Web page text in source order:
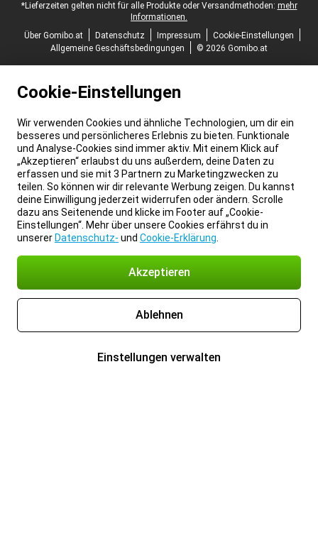
*Lieferzeiten gelten nicht für alle Produkte oder Versandmethoden: mehr
Informationen.
Über Gomibo.at
Datenschutz Impressum
Cookie-Einstellungen
Allgemeine Geschäftsbedingungen
© 2026 Gomibo.at
Cookie-Einstellungen
Wir verwenden Cookies und ähnliche Technologien, um dir ein
besseres und persönlicheres Erlebnis zu bieten. Funktionale
und Analyse-Cookies sind immer aktiv. Mit einem Klick auf
„Akzeptieren“ erlaubst du uns außerdem, deine Daten zu
erfassen und sie mit 3 Partnern zu Marketingzwecken zu
teilen. So können wir dir relevante Werbung zeigen. Du kannst
deine Einwilligung jederzeit widerrufen oder ändern. Scrolle
dazu ans Seitenende und klicke im Footer auf „Cookie-
Einstellungen“. Mehr über unsere Cookies erfährst du in
unserer Datenschutz- und Cookie-Erklärung
Akzeptieren
Ablehnen
Einstellungen verwalten